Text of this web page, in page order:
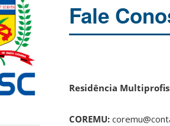
Fale
Residência
COREMU: